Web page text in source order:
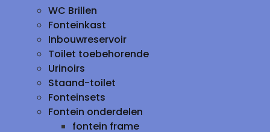
WC Brillen
Fonteinkast
Inbouwreservoir
Toilet toebehorende
Urinoirs
Staand-toilet
Fonteinsets
Fontein onderdelen
fontein frame